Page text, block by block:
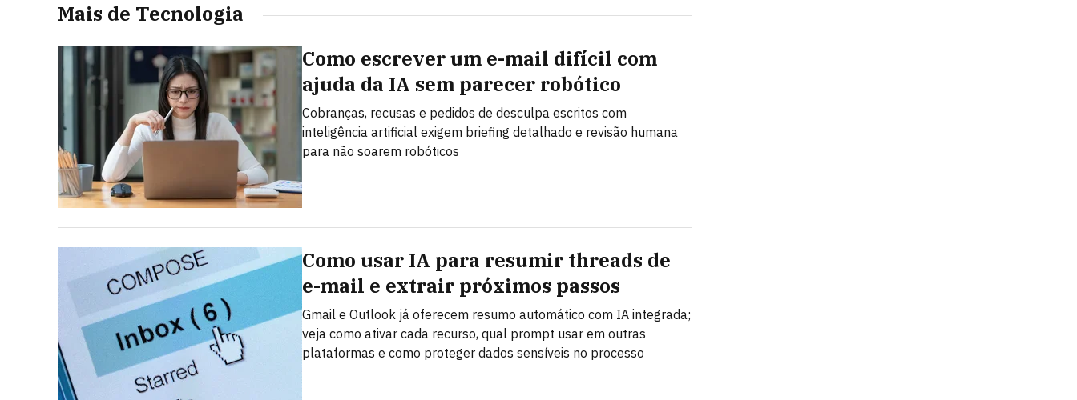
Mais de Tecnologia
Como escrever um e-mail difícil com
ajuda da IA sem parecer robótico
Cobranças, recusas e pedidos de desculpa escritos com
inteligência artificial exigem briefing detalhado e revisão humana
para não soarem robóticos
Como usar IA para resumir threads de
e-mail e extrair próximos passos
Gmail e Outlook já oferecem resumo automático com IA integrada;
veja como ativar cada recurso, qual prompt usar em outras
plataformas e como proteger dados sensíveis no processo